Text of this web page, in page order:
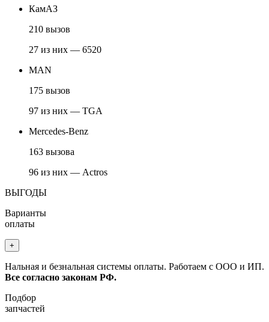
КамАЗ
210 вызов
27 из них — 6520
MAN
175 вызов
97 из них — TGA
Mercedes-Benz
163 вызова
96 из них — Actros
ВЫГОДЫ
Варианты
оплаты
+
Нальная и безнальная системы оплаты. Работаем с ООО и ИП.
Все согласно законам РФ.
Подбор
запчастей